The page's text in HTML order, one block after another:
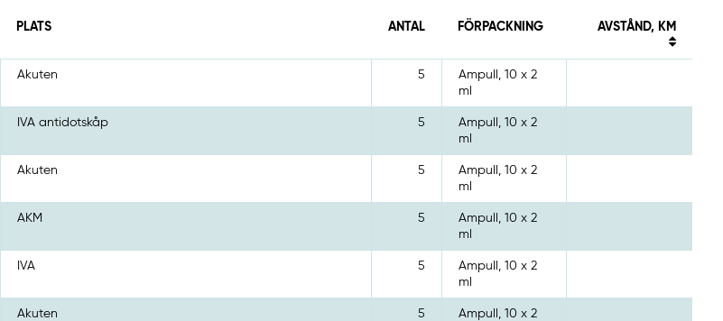
PLATS ANTAL FÖRPACKNING AVSTÅND, KM
Akuten 5
Ampull, 10 x 2
ml
IVA antidotskåp 5
Ampull, 10 x 2
ml
Akuten 5
Ampull, 10 x 2
ml
AKM 5
Ampull, 10 x 2
ml
IVA 5
Ampull, 10 x 2
ml
Akuten 5
Ampull, 10 x 2